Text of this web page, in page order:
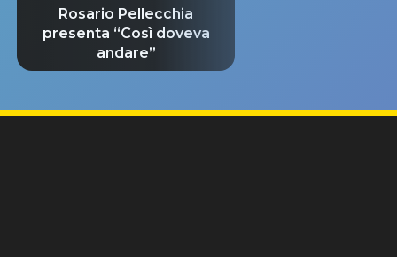
Rosario Pellecchia
presenta “Così doveva
andare”